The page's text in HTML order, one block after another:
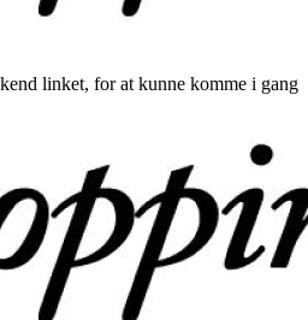
linket, for at kunne komme i gang